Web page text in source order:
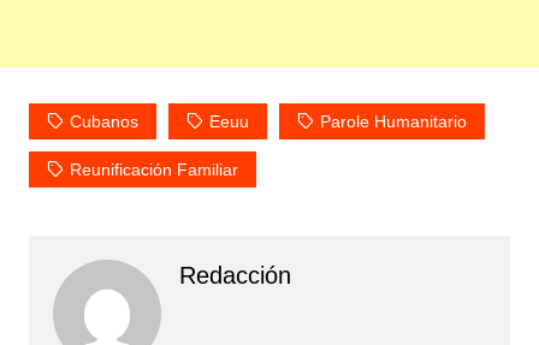
Cubanos Eeuu Parole Humanitario
Reunificación Familiar
Redacción